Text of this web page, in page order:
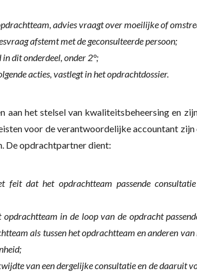
advies vraagt over moeilijke of
afstemt met de geconsulteerde persoon;
dit onderdeel, onder 2°;
acties, vastlegt in het opdrachtdossier.
aan het stelsel van kwaliteitsbeheersing en
voor de verantwoordelijke accountant zijn
De opdrachtpartner dient:
feit dat het opdrachtteam passende
in de loop van de opdracht
als tussen het opdrachtteam en anderen van
van een dergelijke consultatie en de daaruit